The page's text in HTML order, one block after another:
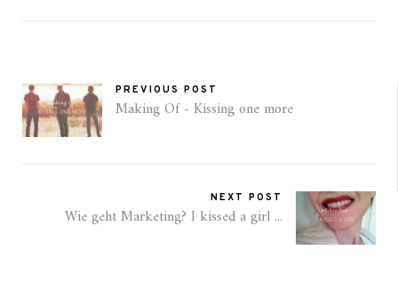
PREVIOUS POST
Making Of - Kissing one more
NEXT POST
Wie geht Marketing? I kissed a girl ...